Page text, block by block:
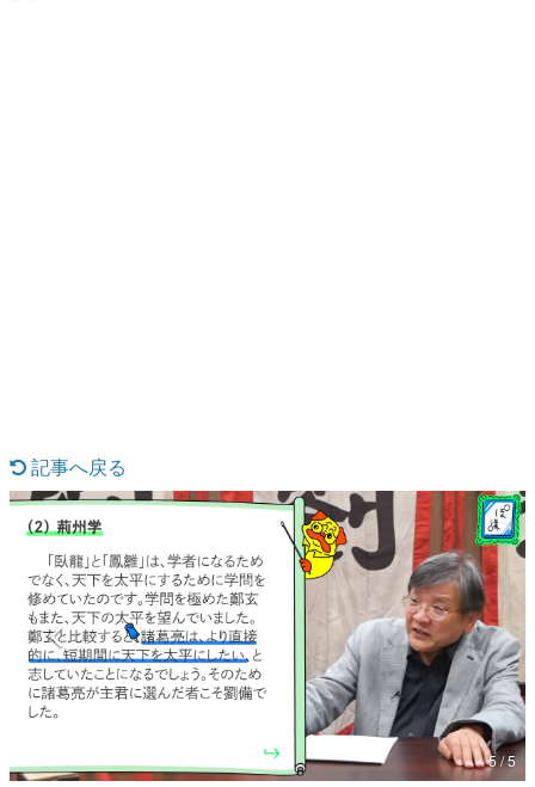
「経験値」「裏技」「ラスボス」… ゲームにまつわる言葉
の起源や用法の変遷を、コンピューター文化史研究家・タ
イニーP氏が徹底調査。
カテゴリ
特集記事
マンガ
アプリレビュー
5 / 5